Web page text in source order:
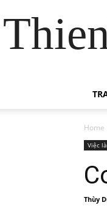
Home
Việc
Thùy